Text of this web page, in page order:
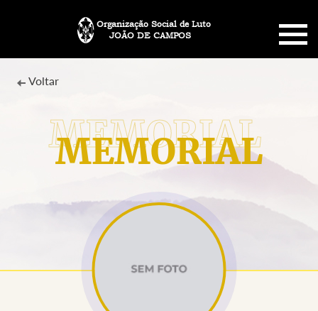
JOÃO DE CAMPOS
Organização Social de Luto
SOBRE NÓS
PLANO FUNERÁRIO
MENSAGENS
MEMORIAL
Voltar